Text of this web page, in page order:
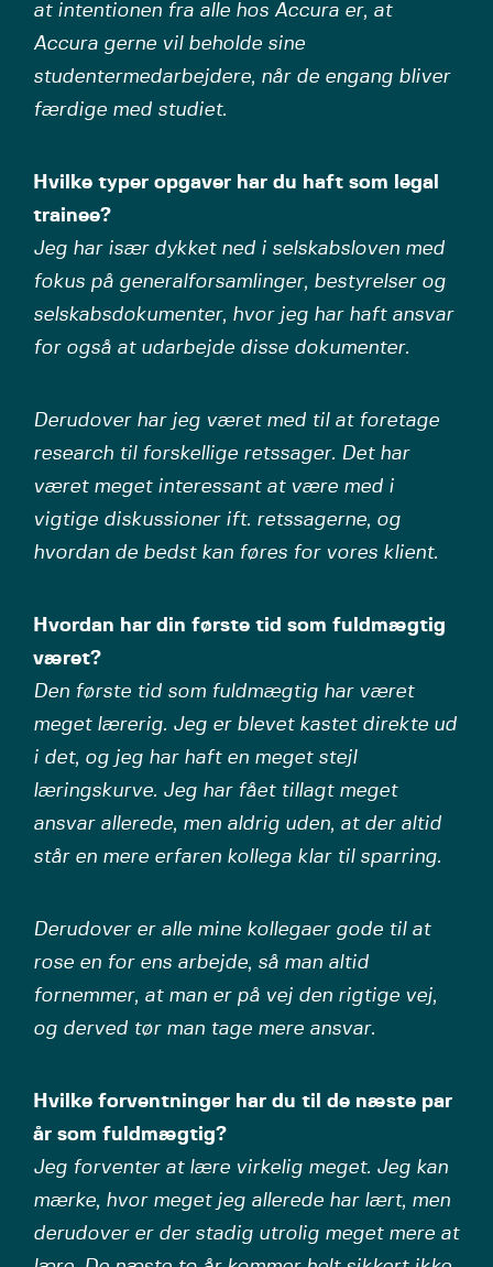
at intentionen fra alle hos Accura er, at
Accura gerne vil beholde sine
studentermedarbejdere, når de engang bliver
færdige med studiet.
Hvilke typer opgaver har du haft som legal
trainee?
Jeg har især dykket ned i selskabsloven med
fokus på generalforsamlinger, bestyrelser og
selskabsdokumenter, hvor jeg har haft ansvar
for også at udarbejde disse dokumenter.
Derudover har jeg været med til at foretage
research til forskellige retssager. Det har
været meget interessant at være med i
vigtige diskussioner ift. retssagerne, og
hvordan de bedst kan føres for vores klient.
Hvordan har din første tid som fuldmægtig
været?
Den første tid som fuldmægtig har været
meget lærerig. Jeg er blevet kastet direkte ud
i det, og jeg har haft en meget stejl
læringskurve. Jeg har fået tillagt meget
ansvar allerede, men aldrig uden, at der altid
står en mere erfaren kollega klar til sparring.
Derudover er alle mine kollegaer gode til at
rose en for ens arbejde, så man altid
fornemmer, at man er på vej den rigtige vej,
og derved tør man tage mere ansvar.
Hvilke forventninger har du til de næste par
år som fuldmægtig?
Jeg forventer at lære virkelig meget. Jeg kan
mærke, hvor meget jeg allerede har lært, men
derudover er der stadig utrolig meget mere at